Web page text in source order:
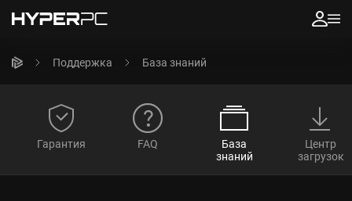
Поддержка База знаний
Гарантия FAQ
База
знаний
Центр
загрузок